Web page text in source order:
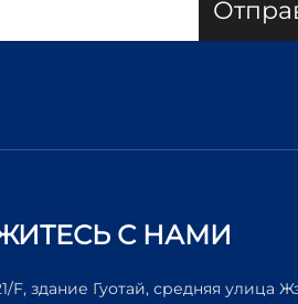
С НАМИ
F, здание Гуотай, средняя улица